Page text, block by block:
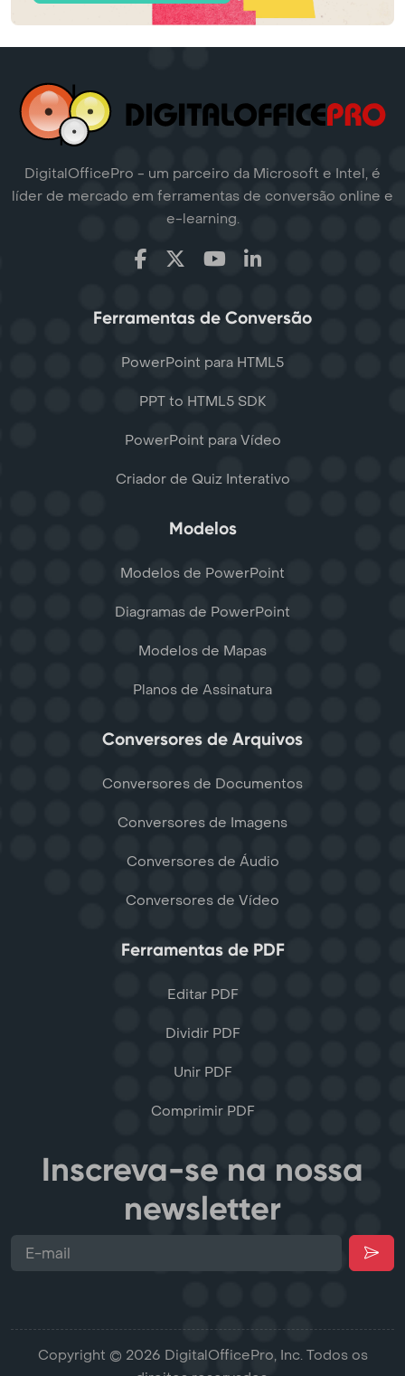
DigitalOfficePro - um parceiro da Microsoft e Intel, é
líder de mercado em ferramentas de conversão online e
e-learning.
Ferramentas de Conversão
PowerPoint para HTML5
PPT to HTML5 SDK
PowerPoint para Vídeo
Criador de Quiz Interativo
Modelos
Modelos de PowerPoint
Diagramas de PowerPoint
Modelos de Mapas
Planos de Assinatura
Conversores de Arquivos
Conversores de Documentos
Conversores de Imagens
Conversores de Áudio
Conversores de Vídeo
Ferramentas de PDF
Editar PDF
Dividir PDF
Unir PDF
Comprimir PDF
Inscreva-se na nossa
newsletter
Copyright © 2026 DigitalOfficePro, Inc. Todos os